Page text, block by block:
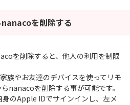
を削除する
を削除すると、他人の利用を制限
族やお友達のデバイスを使ってリモ
nanacoを削除する事が可能です。
身のApple IDでサインインし、左メ